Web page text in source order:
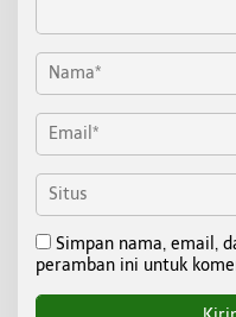
Simpan nama, email,
peramban ini untuk